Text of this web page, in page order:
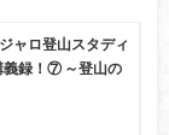
ャロ登山スタディ
義録！⑦ ～登山の